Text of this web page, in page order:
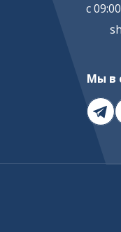
с
Мы в